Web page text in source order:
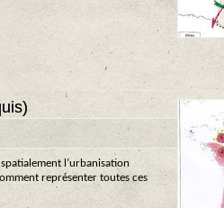
l’urbanisation
représenter toutes ces